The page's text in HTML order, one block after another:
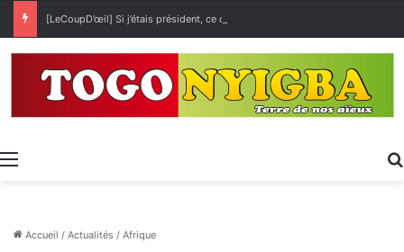
[LeCoupD’œil] Si j’étais président, ce que je ferai des « Évalas »
Menu
Accueil / Actualités / Afrique